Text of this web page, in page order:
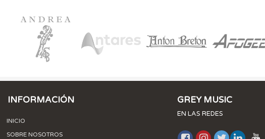
INFORMACIÓN
INICIO
SOBRE NOSOTROS
GREY MUSIC
EN LAS REDES